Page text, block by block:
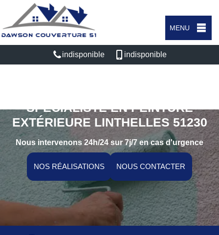
MENU
indisponible indisponible
SPÉCIALISTE EN PEINTURE
EXTÉRIEURE LINTHELLES 51230
Nous intervenons 24h/24 sur 7j/7 en cas d'urgence
NOS RÉALISATIONS NOUS CONTACTER